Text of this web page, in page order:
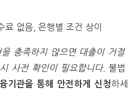
료 없음, 은행별 조건 상이
충족하지 않으면 대출이 거절
사전 확인이 필요합니다. 불법
기관을 통해 안전하게 신청하세